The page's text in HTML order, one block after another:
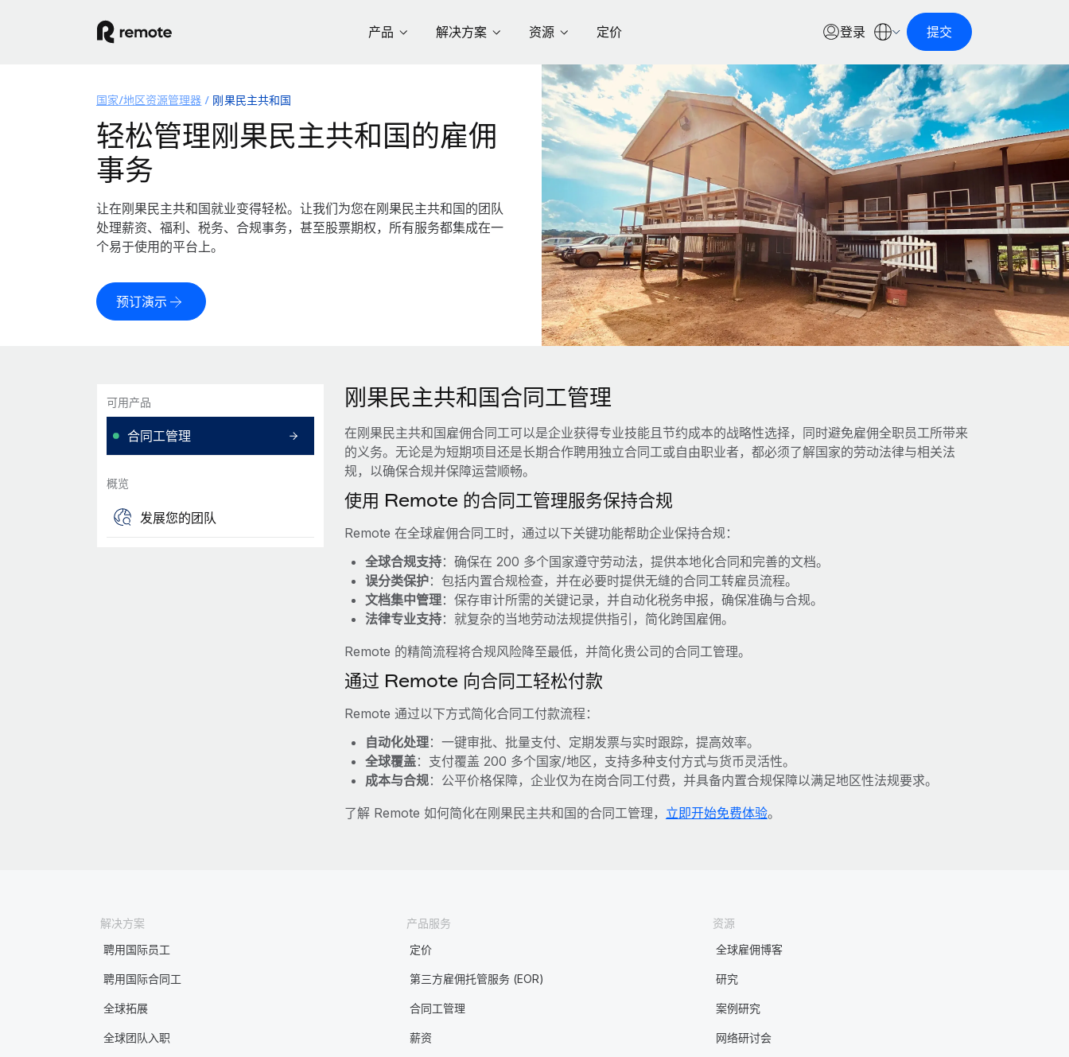
产品 解决方案 资源 定价 登录 提交
国家/地区资源管理器 刚果民主共和国
轻松管理刚果民主共和国的雇佣
事务
让在刚果民主共和国就业变得轻松。让我们为您在刚果民主共和国的团队
处理薪资、福利、税务、合规事务，甚至股票期权，所有服务都集成在一
个易于使用的平台上。
预订演示
可用产品
合同工管理
概览
发展您的团队
刚果民主共和国合同工管理
在刚果民主共和国雇佣合同工可以是企业获得专业技能且节约成本的战略性选择，同时避免雇佣全职员工所带来
的义务。无论是为短期项目还是长期合作聘用独立合同工或自由职业者，都必须了解国家的劳动法律与相关法
规，以确保合规并保障运营顺畅。
使用 Remote 的合同工管理服务保持合规
Remote 在全球雇佣合同工时，通过以下关键功能帮助企业保持合规：
全球合规支持：确保在 200 多个国家遵守劳动法，提供本地化合同和完善的文档。
误分类保护：包括内置合规检查，并在必要时提供无缝的合同工转雇员流程。
文档集中管理：保存审计所需的关键记录，并自动化税务申报，确保准确与合规。
法律专业支持：就复杂的当地劳动法规提供指引，简化跨国雇佣。
Remote 的精简流程将合规风险降至最低，并简化贵公司的合同工管理。
通过 Remote 向合同工轻松付款
Remote 通过以下方式简化合同工付款流程：
自动化处理：一键审批、批量支付、定期发票与实时跟踪，提高效率。
全球覆盖：支付覆盖 200 多个国家/地区，支持多种支付方式与货币灵活性。
成本与合规：公平价格保障，企业仅为在岗合同工付费，并具备内置合规保障以满足地区性法规要求。
了解 Remote 如何简化在刚果民主共和国的合同工管理， 立即开始免费体验。
解决方案
聘用国际员工
聘用国际合同工
全球拓展
全球团队入职
产品服务
定价
第三方雇佣托管服务 (EOR)
合同工管理
薪资
资源
全球雇佣博客
研究
案例研究
网络研讨会